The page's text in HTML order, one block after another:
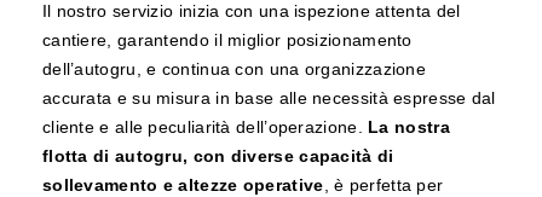
Il nostro servizio inizia con una ispezione attenta del
cantiere, garantendo il miglior posizionamento
dell’autogru, e continua con una organizzazione
accurata e su misura in base alle necessità espresse dal
cliente e alle peculiarità dell’operazione. La nostra
flotta di autogru, con diverse capacità di
sollevamento e altezze operative, è perfetta per